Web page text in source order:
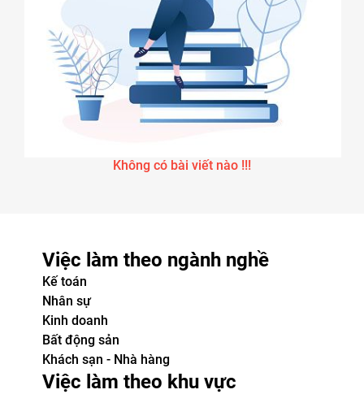
Không có bài viết nào !!!
Việc làm theo ngành nghề
Kế toán
Nhân sự
Kinh doanh
Bất động sản
Khách sạn - Nhà hàng
Việc làm theo khu vực